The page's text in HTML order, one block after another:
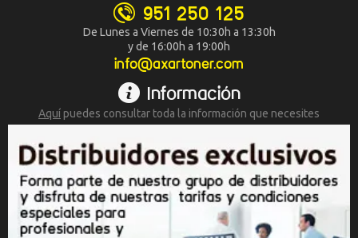
951 250 125
De Lunes a Viernes de 10:30h a 13:30h
y de 16:00h a 19:00h
info@axartoner.com
Información
Aquípuedes consultar toda la información que necesites